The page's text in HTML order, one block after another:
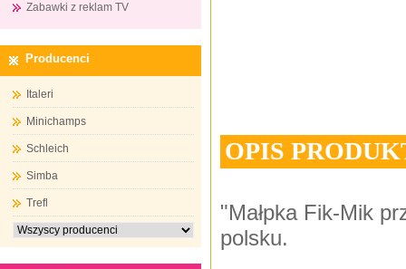
Zabawki z reklam TV
Producenci
Italeri
Minichamps
Schleich
Simba
Trefl
OPIS
"Małpka Fik-Mik
polsku.